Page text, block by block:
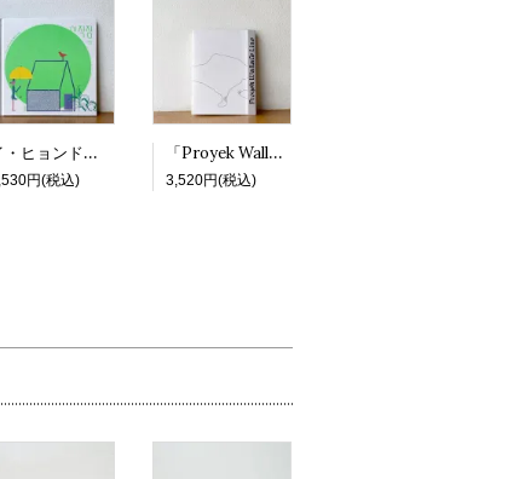
イ・ヒョンドク「始点」
円(税込)
「Proyek Wallace Line - Riso Zine」
3,520円(税込)